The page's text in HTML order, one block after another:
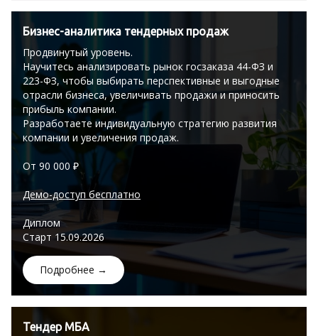
Бизнес-аналитика тендерных продаж
Продвинутый уровень.
Научитесь анализировать рынок госзаказа 44-ФЗ и
223-ФЗ, чтобы выбирать перспективные и выгодные
отрасли бизнеса, увеличивать продажи и приносить
прибыль компании.
Разработаете индивидуальную стратегию развития
компании и увеличения продаж.
От 90 000 ₽
Демо-доступ бесплатно
Диплом
Старт 15.09.2026
Подробнее →
Тендер МБА